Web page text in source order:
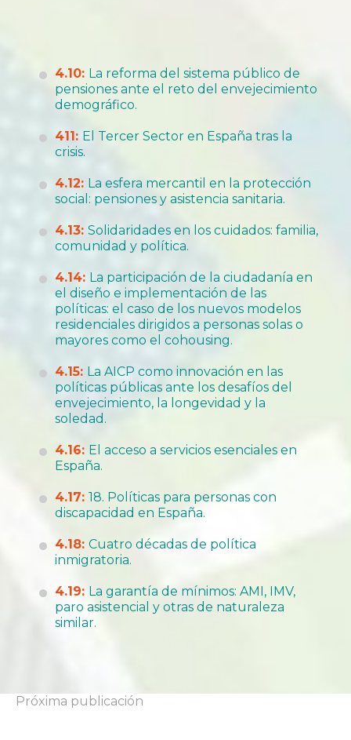
4.10: La reforma del sistema público de
pensiones ante el reto del envejecimiento
demográfico.
411: El Tercer Sector en España tras la
crisis.
4.12: La esfera mercantil en la protección
social: pensiones y asistencia sanitaria.
4.13: Solidaridades en los cuidados: familia,
comunidad y política.
4.14: La participación de la ciudadanía en
el diseño e implementación de las
políticas: el caso de los nuevos modelos
residenciales dirigidos a personas solas o
mayores como el cohousing.
4.15: La AICP como innovación en las
políticas públicas ante los desafíos del
envejecimiento, la longevidad y la
soledad.
4.16: El acceso a servicios esenciales en
España.
4.17: 18. Políticas para personas con
discapacidad en España.
4.18: Cuatro décadas de política
inmigratoria.
4.19: La garantía de mínimos: AMI, IMV,
paro asistencial y otras de naturaleza
similar.
Próxima publicación